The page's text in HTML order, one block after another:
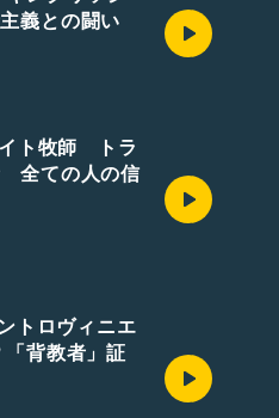
義との闘い
ト牧師 トラ
全ての人の信
トロヴィニエ
教者」証